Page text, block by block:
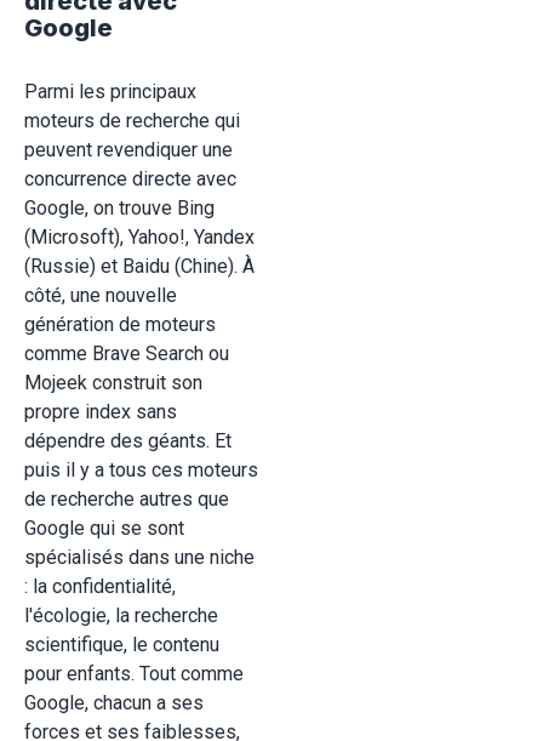
Google
Parmi les principaux
moteurs de recherche qui
peuvent revendiquer une
concurrence directe avec
Google, on trouve Bing
(Microsoft), Yahoo!, Yandex
(Russie) et Baidu (Chine). À
côté, une nouvelle
génération de moteurs
comme Brave Search ou
Mojeek construit son
propre index sans
dépendre des géants. Et
puis il y a tous ces moteurs
de recherche autres que
Google qui se sont
spécialisés dans une niche
: la confidentialité,
l'écologie, la recherche
scientifique, le contenu
pour enfants. Tout comme
Google, chacun a ses
forces et ses faiblesses,